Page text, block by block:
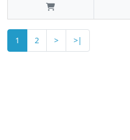
1 2 > >|